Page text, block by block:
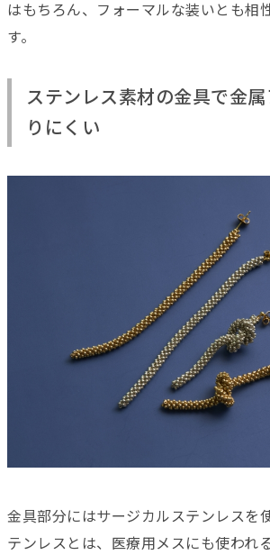
はもちろん、フォーマルな装いとも相
す。
ステンレス素材の金具で金
りにくい
金具部分にはサージカルステンレスを
テンレスとは、医療用メスにも使われ